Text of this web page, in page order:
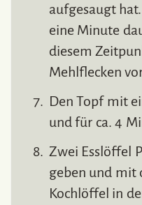
aufgesaugt
eine Minute
diesem
Mehlflecken
Den Topf mit
und für ca. 4
Zwei Esslöffel
geben und mit
Kochlöffel in